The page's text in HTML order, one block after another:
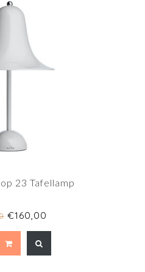
23 Tafellamp
€160,00